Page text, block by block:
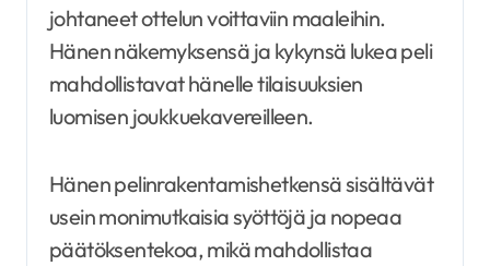
johtaneet ottelun voittaviin maaleihin.
Hänen näkemyksensä ja kykynsä lukea peli
mahdollistavat hänelle tilaisuuksien
luomisen joukkuekavereilleen.
Hänen pelinrakentamishetkensä sisältävät
usein monimutkaisia syöttöjä ja nopeaa
päätöksentekoa, mikä mahdollistaa